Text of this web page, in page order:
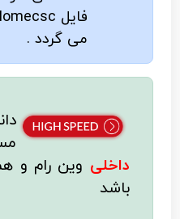
می گردد .
داخلی وین رام و
باشد